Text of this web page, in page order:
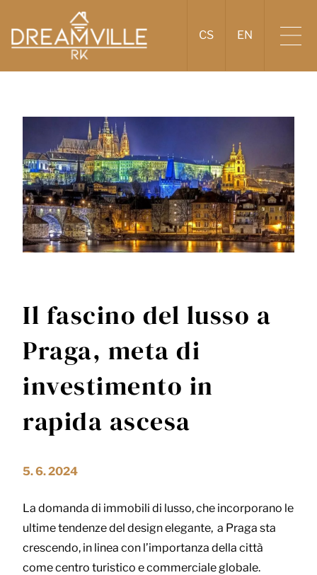
CS EN
Il fascino del lusso a
Praga, meta di
investimento in
rapida ascesa
5. 6. 2024
La domanda di immobili di lusso, che incorporano le
ultime tendenze del design elegante, a Praga sta
crescendo, in linea con l’importanza della città
come centro turistico e commerciale globale.